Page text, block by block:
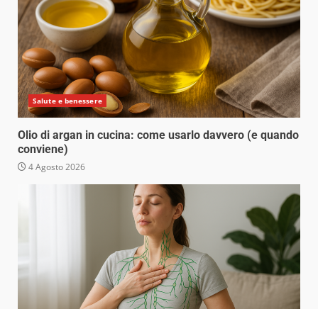
Salute e benessere
Olio di argan in cucina: come usarlo davvero (e quando
conviene)
4 Agosto 2026